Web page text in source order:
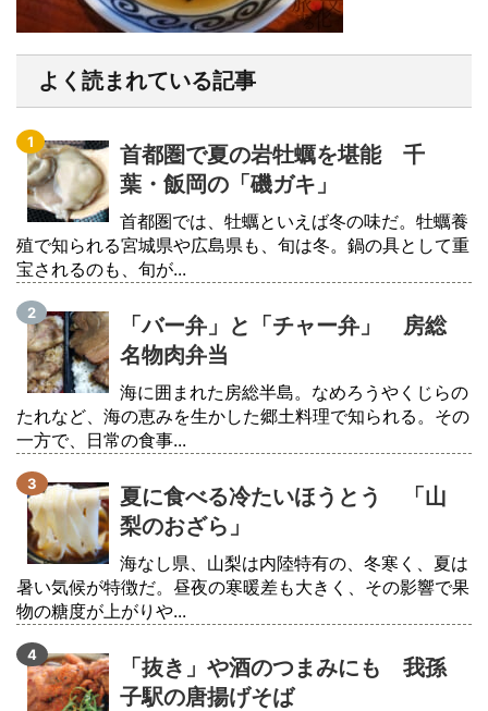
よく読まれている記事
首都圏で夏の岩牡蠣を堪能 千
葉・飯岡の「磯ガキ」
首都圏では、牡蠣といえば冬の味だ。牡蠣養
殖で知られる宮城県や広島県も、旬は冬。鍋の具として重
宝されるのも、旬が...
「バー弁」と「チャー弁」 房総
名物肉弁当
海に囲まれた房総半島。なめろうやくじらの
たれなど、海の恵みを生かした郷土料理で知られる。その
一方で、日常の食事...
夏に食べる冷たいほうとう 「山
梨のおざら」
海なし県、山梨は内陸特有の、冬寒く、夏は
暑い気候が特徴だ。昼夜の寒暖差も大きく、その影響で果
物の糖度が上がりや...
「抜き」や酒のつまみにも 我孫
子駅の唐揚げそば